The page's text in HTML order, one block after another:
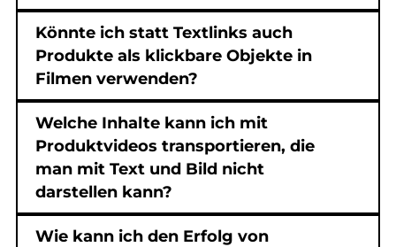
Könnte ich statt Textlinks auch
Produkte als klickbare Objekte in
Filmen verwenden?
Welche Inhalte kann ich mit
Produktvideos transportieren, die
man mit Text und Bild nicht
darstellen kann?
Wie kann ich den Erfolg von